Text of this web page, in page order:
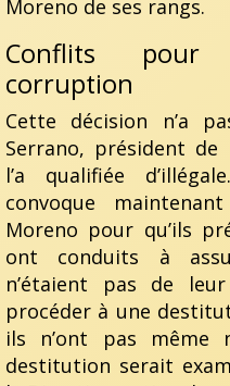
Moreno de ses rangs.
Conflits pour
corruption
Cette décision n’a
Serrano, président de
l’a qualifiée
convoque
Moreno pour qu’ils
ont conduits à
n’étaient pas de
procéder à une
ils n’ont pas même
destitution serait